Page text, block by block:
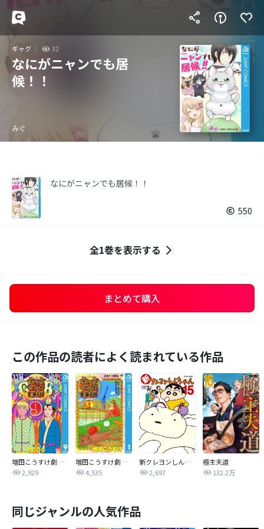
ギャグ 32
なにがニャンでも居
候！！
みぐ
なにがニャンでも居候！！
550
全1巻を表示する
まとめて購入
この作品の読者によく読まれている作品
増田こうすけ劇場 ギャグマンガ日和GB
2,929
増田こうすけ劇場 ギャグマンガ日和
4,535
新クレヨンしんちゃん
2,697
極主夫道
132.2万
同じジャンルの人気作品